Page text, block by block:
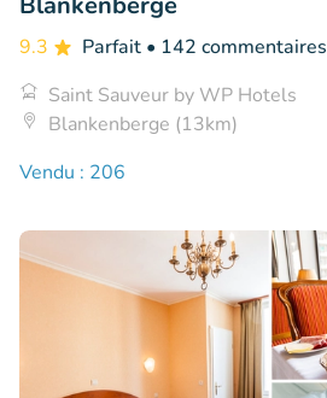
9.3 Parfait • 142 commentaires
Saint Sauveur by WP Hotels
Blankenberge (13km)
Vendu : 206